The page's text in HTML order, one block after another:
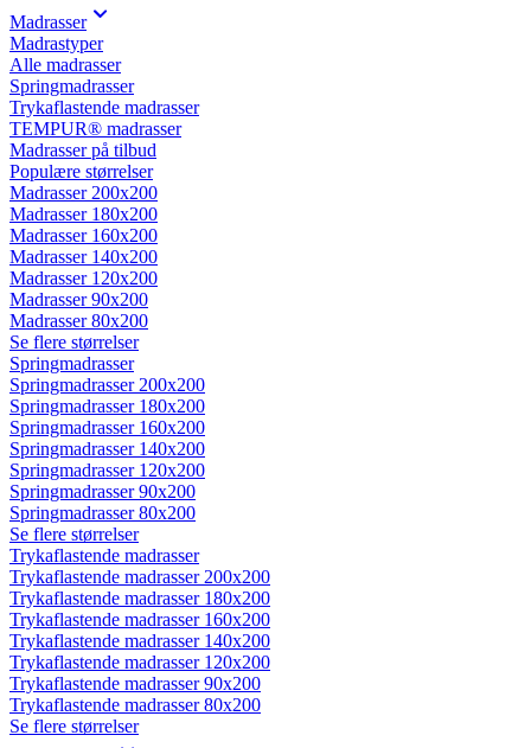
Madrasser
Madrastyper
Alle madrasser
Springmadrasser
Trykaflastende madrasser
TEMPUR® madrasser
Madrasser på tilbud
Populære størrelser
Madrasser 200x200
Madrasser 180x200
Madrasser 160x200
Madrasser 140x200
Madrasser 120x200
Madrasser 90x200
Madrasser 80x200
Se flere størrelser
Springmadrasser
Springmadrasser 200x200
Springmadrasser 180x200
Springmadrasser 160x200
Springmadrasser 140x200
Springmadrasser 120x200
Springmadrasser 90x200
Springmadrasser 80x200
Se flere størrelser
Trykaflastende madrasser
Trykaflastende madrasser 200x200
Trykaflastende madrasser 180x200
Trykaflastende madrasser 160x200
Trykaflastende madrasser 140x200
Trykaflastende madrasser 120x200
Trykaflastende madrasser 90x200
Trykaflastende madrasser 80x200
Se flere størrelser